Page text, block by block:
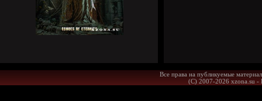
Все права на публикуемые
(С) 2007-2026 xzona.su -